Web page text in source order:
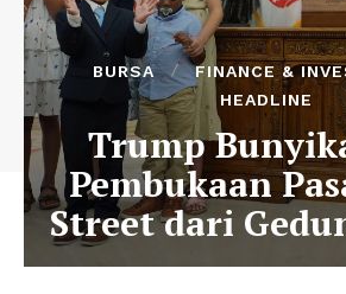
BURSA
FINANCE &
HEADLINE
Trump
Pembukaan
Street dari